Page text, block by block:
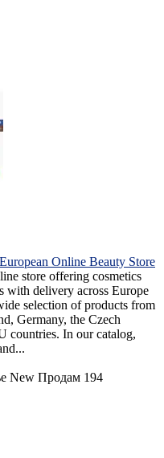
Online Beauty Store
store offering cosmetics
with delivery across Europe
selection of products from
Germany, the Czech
countries. In our catalog,
New Продам 194